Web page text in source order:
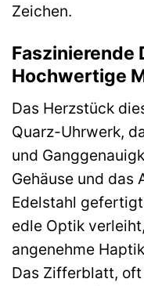
Zeichen.
Faszinierende
Hochwertige
Das Herzstück
Quarz-Uhrwerk,
und
Gehäuse und das
Edelstahl
edle Optik
angenehme
Das Zifferblatt, oft